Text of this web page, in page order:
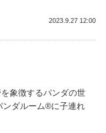
2023.9.27 12:00
象徴するパンダの世
ンダルーム®に子連れ